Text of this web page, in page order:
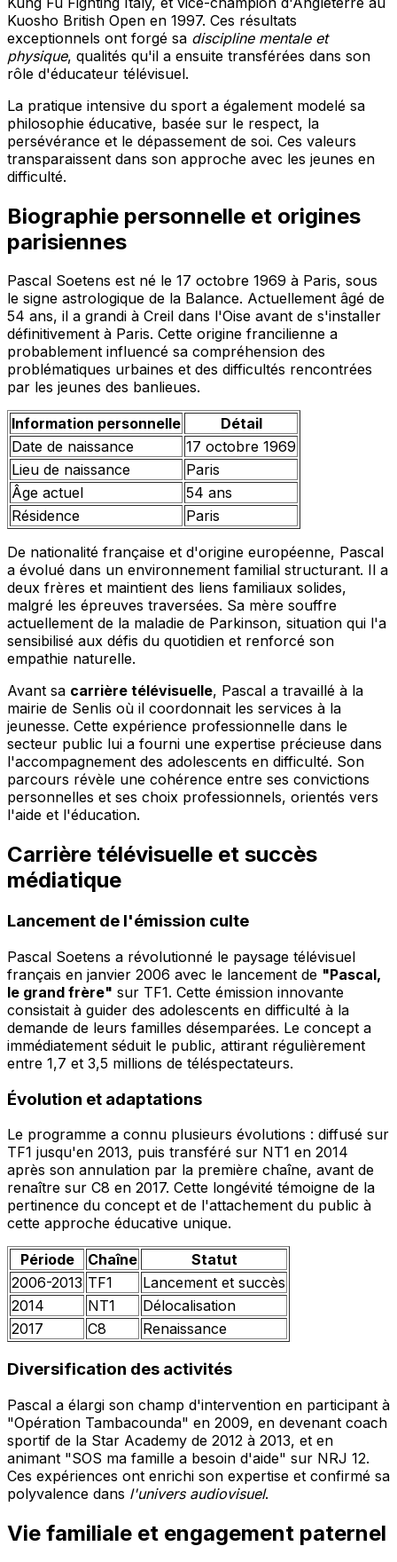
Kuosho British Open en 1997. Ces résultats
exceptionnels ont forgé sa discipline mentale et
physique, qualités qu'il a ensuite transférées dans son
rôle d'éducateur télévisuel.
La pratique intensive du sport a également modelé sa
philosophie éducative, basée sur le respect, la
persévérance et le dépassement de soi. Ces valeurs
transparaissent dans son approche avec les jeunes en
difficulté.
Biographie personnelle et origines
parisiennes
Pascal Soetens est né le 17 octobre 1969 à Paris, sous
le signe astrologique de la Balance. Actuellement âgé de
54 ans, il a grandi à Creil dans l'Oise avant de s'installer
définitivement à Paris. Cette origine francilienne a
probablement influencé sa compréhension des
problématiques urbaines et des difficultés rencontrées
par les jeunes des banlieues.
Information personnelle
Détail
Date de naissance
17 octobre 1969
Lieu de naissance
Paris
Âge actuel
54 ans
Résidence
Paris
De nationalité française et d'origine européenne, Pascal
a évolué dans un environnement familial structurant. Il a
deux frères et maintient des liens familiaux solides,
malgré les épreuves traversées. Sa mère souffre
actuellement de la maladie de Parkinson, situation qui l'a
sensibilisé aux défis du quotidien et renforcé son
empathie naturelle.
Avant sa carrière télévisuelle, Pascal a travaillé à la
mairie de Senlis où il coordonnait les services à la
jeunesse. Cette expérience professionnelle dans le
secteur public lui a fourni une expertise précieuse dans
l'accompagnement des adolescents en difficulté. Son
parcours révèle une cohérence entre ses convictions
personnelles et ses choix professionnels, orientés vers
l'aide et l'éducation.
Carrière télévisuelle et succès
médiatique
Lancement de l'émission culte
Pascal Soetens a révolutionné le paysage télévisuel
français en janvier 2006 avec le lancement de "Pascal,
le grand frère" sur TF1. Cette émission innovante
consistait à guider des adolescents en difficulté à la
demande de leurs familles désemparées. Le concept a
immédiatement séduit le public, attirant régulièrement
entre 1,7 et 3,5 millions de téléspectateurs.
Évolution et adaptations
Le programme a connu plusieurs évolutions : diffusé sur
TF1 jusqu'en 2013, puis transféré sur NT1 en 2014
après son annulation par la première chaîne, avant de
renaître sur C8 en 2017. Cette longévité témoigne de la
pertinence du concept et de l'attachement du public à
cette approche éducative unique.
Période Chaîne
Statut
2006-2013 TF1
Lancement et succès
2014
NT1
Délocalisation
2017
C8 Renaissance
Diversification des activités
Pascal a élargi son champ d'intervention en participant à
"Opération Tambacounda" en 2009, en devenant coach
sportif de la Star Academy de 2012 à 2013, et en
animant "SOS ma famille a besoin d'aide" sur NRJ 12.
Ces expériences ont enrichi son expertise et confirmé sa
polyvalence dans l'univers audiovisuel.
Vie familiale et engagement paternel